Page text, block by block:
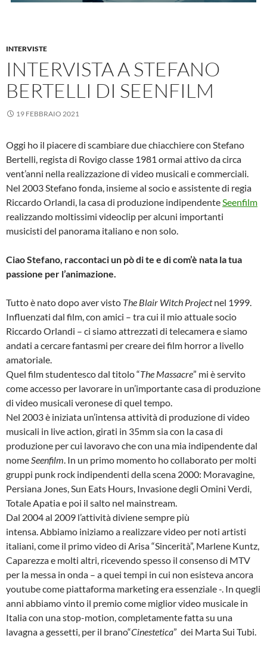
INTERVISTE
INTERVISTA A STEFANO
BERTELLI DI SEENFILM
19 FEBBRAIO 2021
Oggi ho il piacere di scambiare due chiacchiere con Stefano
Bertelli, regista di Rovigo classe 1981 ormai attivo da circa
vent’anni nella realizzazione di video musicali e commerciali.
Nel 2003 Stefano fonda, insieme al socio e assistente di regia
Riccardo Orlandi, la casa di produzione indipendenteSeenfilm
realizzando moltissimi videoclip per alcuni importanti
musicisti del panorama italiano e non solo.
Ciao Stefano, raccontaci un pò di te e di com’è nata la tua
passione per l’animazione.
Tutto è nato dopo aver visto The Blair Witch Projectnel 1999.
Influenzati dal film, con amici – tra cui il mio attuale socio
Riccardo Orlandi – ci siamo attrezzati di telecamera e siamo
andati a cercare fantasmi per creare dei film horror a livello
amatoriale.
Quel film studentesco dal titolo “The Massacre” mi è servito
come accesso per lavorare in un’importante casa di produzione
di video musicali veronese di quel tempo.
Nel 2003 è iniziata un’intensa attività di produzione di video
musicali in live action, girati in 35mm sia con la casa di
produzione per cui lavoravo che con una mia indipendente dal
nomeSeenfilm. In un primo momento ho collaborato per molti
gruppi punk rock indipendenti della scena 2000: Moravagine,
Persiana Jones, Sun Eats Hours, Invasione degli Omini Verdi,
Totale Apatia e poi il salto nel mainstream.
Dal 2004 al 2009 l’attività diviene sempre più
intensa. Abbiamo iniziamo a realizzare video per noti artisti
italiani, come il primo video di Arisa “Sincerità”, Marlene Kuntz,
Caparezza e molti altri, ricevendo spesso il consenso di MTV
per la messa in onda – a quei tempi in cui non esisteva ancora
youtube come piattaforma marketing era essenziale -. In quegli
anni abbiamo vinto il premio come miglior video musicale in
Italia con una stop-motion, completamente fatta su una
lavagna a gessetti, per il brano“Cinestetica” dei Marta Sui Tubi.